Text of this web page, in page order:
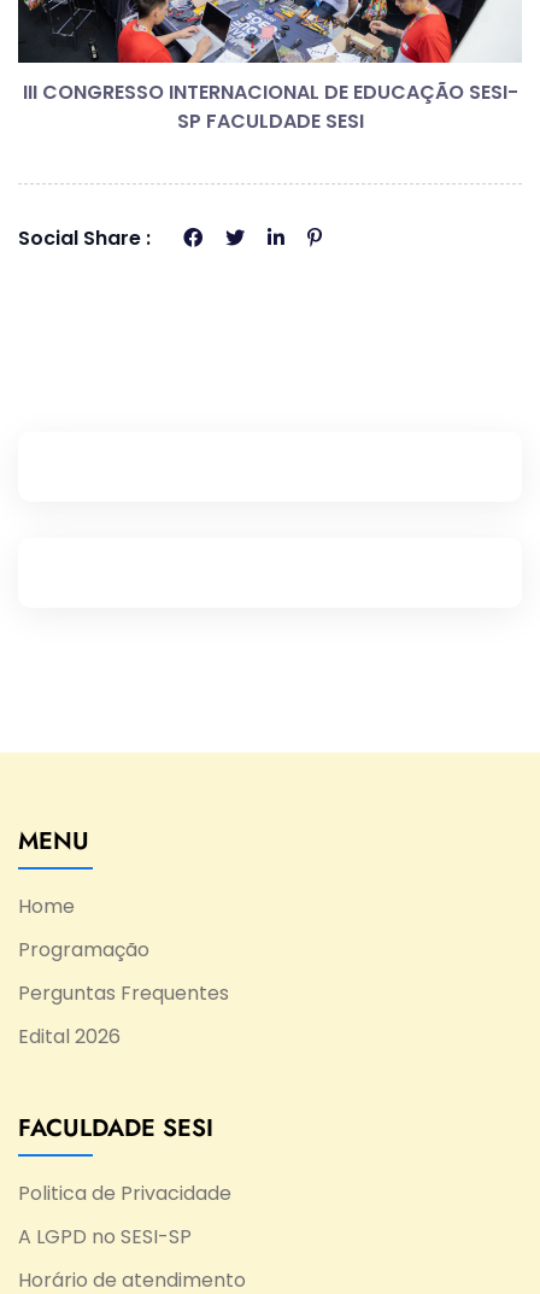
III CONGRESSO INTERNACIONAL DE EDUCAÇÃO SESI-
SP FACULDADE SESI
Social Share :
MENU
Home
Programação
Perguntas Frequentes
Edital 2026
FACULDADE SESI
Politica de Privacidade
A LGPD no SESI-SP
Horário de atendimento